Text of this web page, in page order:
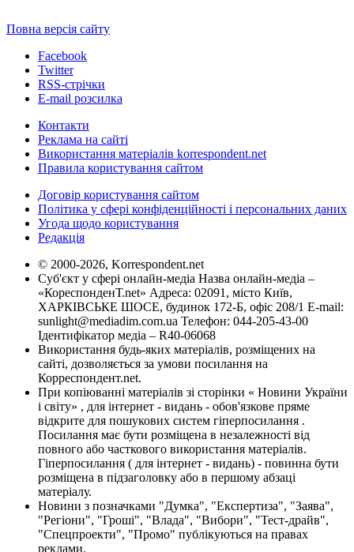
Повна версія сайту
Facebook
Twitter
RSS-стрічки
E-mail розсилка
Контакти
Реклама на сайті
Використання матеріалів korrespondent.net
Правила користування сайтом
Договір користування сайтом
Політика у сфері конфіденційності і персональних даних
Угода щодо користування
Редакція
© 2000-2026, Korrespondent.net
Суб'єкт у сфері онлайн-медіа Назва онлайн-медіа –
«КореспонденТ.net» Адреса: 02091, місто Київ,
ХАРКІВСЬКЕ ШОСЕ, будинок 172-Б, офіс 208/1 E-mail:
sunlight@mediadim.com.ua Телефон: 044-205-43-00
Ідентифікатор медіа – R40-06068
Використання будь-яких матеріалів, розміщених на
сайті, дозволяється за умови посилання на
Корреспондент.net.
При копіюванні матеріалів зі сторінки « Новини України
і світу» , для інтернет - видань - обов'язкове пряме
відкрите для пошукових систем гіперпосилання .
Посилання має бути розміщена в незалежності від
повного або часткового використання матеріалів.
Гіперпосилання ( для інтернет - видань) - повинна бути
розміщена в підзаголовку або в першому абзаці
матеріалу.
Новини з позначками "Думка", "Експертиза", "Заява",
"Регіони", "Гроші", "Влада", "Вибори", "Тест-драйв",
"Спецпроекти", "Промо" публікуються на правах
реклами.